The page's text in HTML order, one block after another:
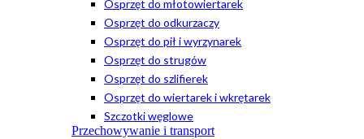
Osprzęt do młotowiertarek
Osprzęt do odkurzaczy
Osprzęt do pił i wyrzynarek
Osprzęt do strugów
Osprzęt do szlifierek
Osprzęt do wiertarek i wkrętarek
Szczotki węglowe
Przechowywanie i transport